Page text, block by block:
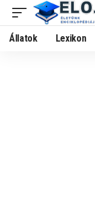
Állatok Lexikon